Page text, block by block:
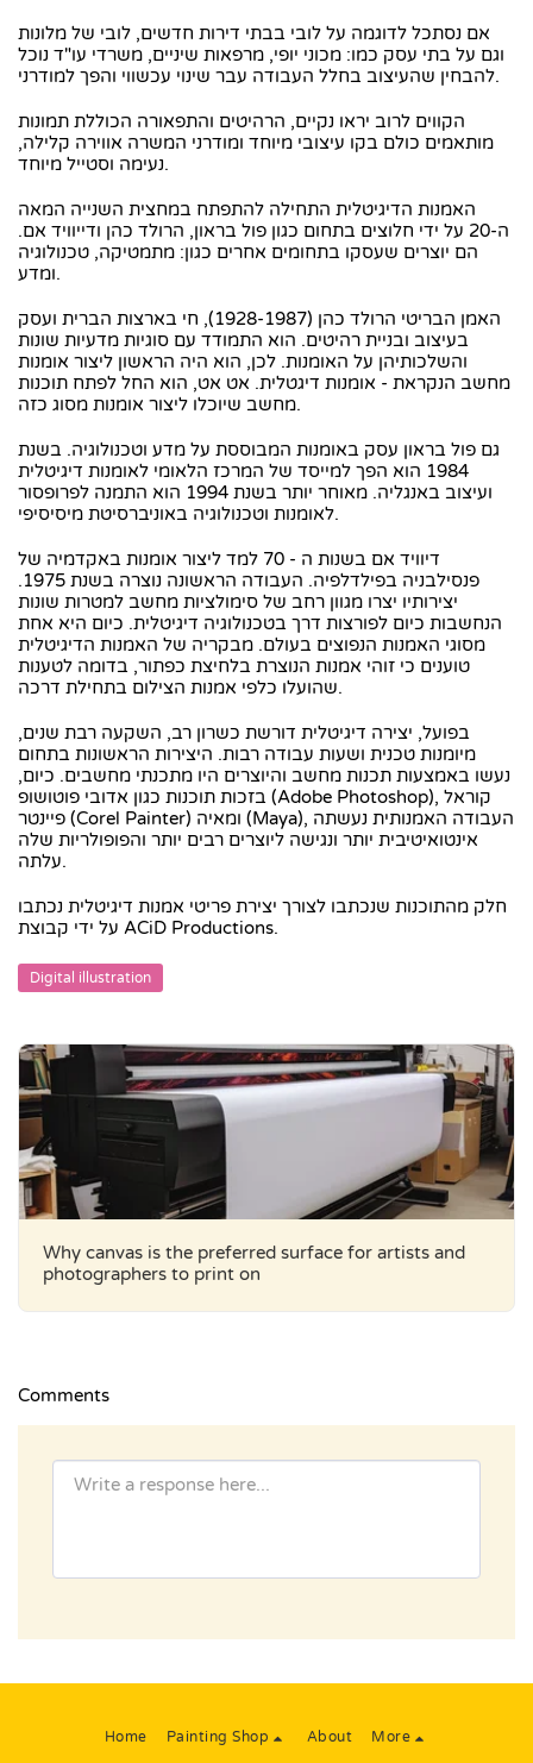
אם נסתכל לדוגמה על לובי בבתי דירות חדשים, לובי של מלונות
וגם על בתי עסק כמו: מכוני יופי, מרפאות שיניים, משרדי עו"ד נוכל
להבחין שהעיצוב בחלל העבודה עבר שינוי עכשווי והפך למודרני.
הקווים לרוב יראו נקיים, הרהיטים והתפאורה הכוללת תמונות
מותאמים כולם בקו עיצובי מיוחד ומודרני המשרה אווירה קלילה,
נעימה וסטייל מיוחד.
האמנות הדיגיטלית התחילה להתפתח במחצית השנייה המאה
ה-20 על ידי חלוצים בתחום כגון פול בראון, הרולד כהן ודייוויד אם.
הם יוצרים שעסקו בתחומים אחרים כגון: מתמטיקה, טכנולוגיה
ומדע.
האמן הבריטי הרולד כהן (1928-1987), חי בארצות הברית ועסק
בעיצוב ובניית רהיטים. הוא התמודד עם סוגיות מדעיות שונות
והשלכותיהן על האומנות. לכן, הוא היה הראשון ליצור אומנות
מחשב הנקראת - אומנות דיגטלית. אט אט, הוא החל לפתח תוכנות
מחשב שיוכלו ליצור אומנות מסוג כזה.
גם פול בראון עסק באומנות המבוססת על מדע וטכנולוגיה. בשנת
1984 הוא הפך למייסד של המרכז הלאומי לאומנות דיגיטלית
ועיצוב באנגליה. מאוחר יותר בשנת 1994 הוא התמנה לפרופסור
לאומנות וטכנולוגיה באוניברסיטת מיסיסיפי.
דיוויד אם בשנות ה - 70 למד ליצור אומנות באקדמיה של
פנסילבניה בפילדלפיה. העבודה הראשונה נוצרה בשנת 1975.
יצירותיו יצרו מגוון רחב של סימולציות מחשב למטרות שונות
הנחשבות כיום לפורצות דרך בטכנולוגיה דיגיטלית. כיום היא אחת
מסוגי האמנות הנפוצים בעולם. מבקריה של האמנות הדיגיטלית
טוענים כי זוהי אמנות הנוצרת בלחיצת כפתור, בדומה לטענות
שהועלו כלפי אמנות הצילום בתחילת דרכה.
בפועל, יצירה דיגיטלית דורשת כשרון רב, השקעה רבת שנים,
מיומנות טכנית ושעות עבודה רבות. היצירות הראשונות בתחום
נעשו באמצעות תכנות מחשב והיוצרים היו מתכנתי מחשבים. כיום,
בזכות תוכנות כגון אדובי פוטושופ (Adobe Photoshop), קוראל
פיינטר (Corel Painter) ומאיה (Maya), העבודה האמנותית נעשתה
אינטואיטיבית יותר ונגישה ליוצרים רבים יותר והפופולריות שלה
עלתה.
חלק מהתוכנות שנכתבו לצורך יצירת פריטי אמנות דיגיטלית נכתבו
על ידי קבוצת ACiD Productions.
Digital illustration
Why canvas is the preferred surface for artists and
photographers to print on
Comments
Home Painting Shop About More